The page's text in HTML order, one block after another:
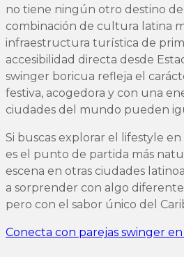
no tiene ningún otro destino
combinación de cultura latina
infraestructura turística de
accesibilidad directa desde
swinger boricua refleja el
festiva, acogedora y con una
ciudades del mundo pueden
Si buscas explorar el lifestyle
es el punto de partida más
escena en otras ciudades
a sorprender con algo
pero con el sabor único del
Conecta con parejas swinger